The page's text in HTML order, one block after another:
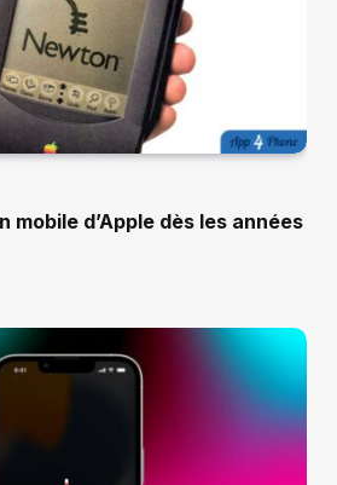
mobile d’Apple dès les années